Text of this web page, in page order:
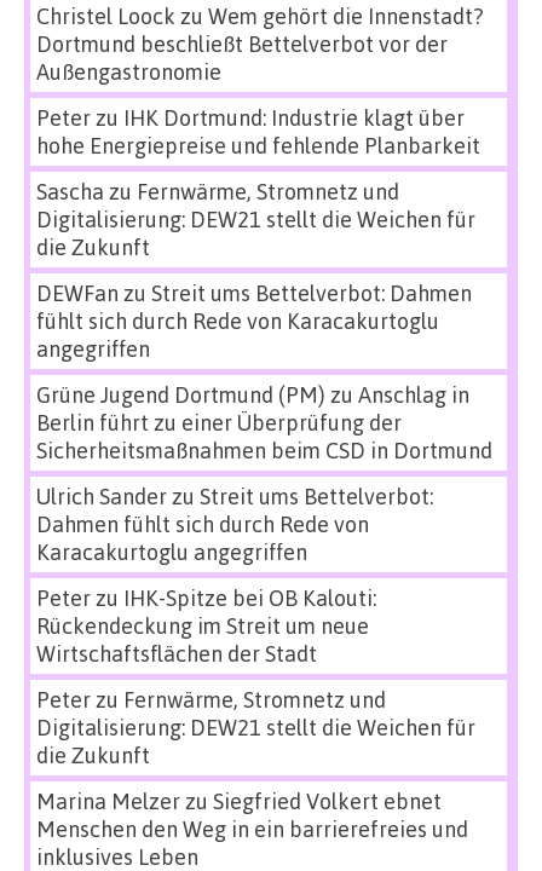
Christel Loock zu Wem gehört die Innenstadt?
Dortmund beschließt Bettelverbot vor der
Außengastronomie
Peterzu IHK Dortmund: Industrie klagt über
hohe Energiepreise und fehlende Planbarkeit
Sascha zu Fernwärme, Stromnetz und
Digitalisierung: DEW21 stellt die Weichen für
die Zukunft
DEWFan zu Streit ums Bettelverbot: Dahmen
fühlt sich durch Rede von Karacakurtoglu
angegriffen
Grüne Jugend Dortmund (PM) zu Anschlag in
Berlin führt zu einer Überprüfung der
Sicherheitsmaßnahmen beim CSD in Dortmund
Ulrich Sanderzu Streit ums Bettelverbot:
Dahmen fühlt sich durch Rede von
Karacakurtoglu angegriffen
Peterzu IHK-Spitze bei OB Kalouti:
Rückendeckung im Streit um neue
Wirtschaftsflächen der Stadt
Peterzu Fernwärme, Stromnetz und
Digitalisierung: DEW21 stellt die Weichen für
die Zukunft
Marina Melzerzu Siegfried Volkert ebnet
Menschen den Weg in ein barrierefreies und
inklusives Leben